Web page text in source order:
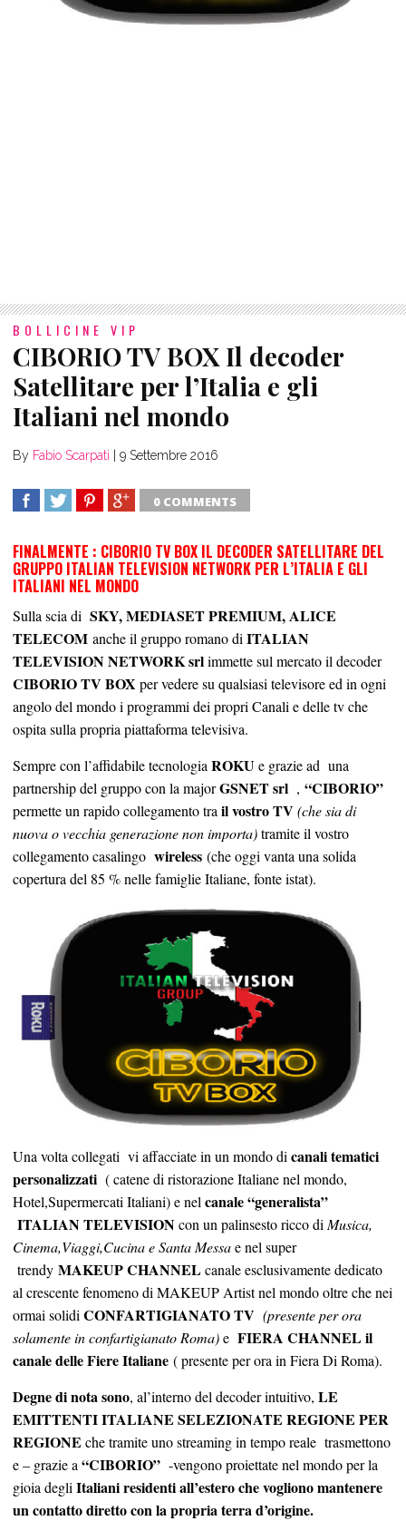
BOLLICINE VIP
CIBORIO TV BOX Il decoder
Satellitare per l’Italia e gli
Italiani nel mondo
By Fabio Scarpati 9 Settembre 2016
0 COMMENTS
FINALMENTE : CIBORIO TV BOX IL DECODER SATELLITARE DEL
GRUPPO ITALIAN TELEVISION NETWORK PER L’ITALIA E GLI
ITALIANI NEL MONDO
Sulla scia di SKY, MEDIASET PREMIUM, ALICE
TELECOM anche il gruppo romano diITALIAN
TELEVISION NETWORK srlimmette sul mercato il decoder
CIBORIO TV BOX per vedere su qualsiasi televisore ed in ogni
angolo del mondo i programmi dei propri Canali e delle tv che
ospita sulla propria piattaforma televisiva.
Sempre con l’affidabile tecnologiaROKUe grazie ad una
partnership del gruppo con la majorGSNET srl , “CIBORIO”
permette un rapido collegamento trail vostro TV(che sia di
nuova o vecchia generazione non importa)tramite il vostro
collegamento casalingo wireless (che oggi vanta una solida
copertura del 85 % nelle famiglie Italiane, fonte istat).
Una volta collegati vi affacciate in un mondo di canali tematici
personalizzati ( catene di ristorazione Italiane nel mondo,
Hotel,Supermercati Italiani) e nel canale “generalista”
ITALIAN TELEVISIONcon un palinsesto ricco di Musica,
Cinema,Viaggi,Cucina e Santa Messae nel super
trendy MAKEUP CHANNELcanale esclusivamente dedicato
al crescente fenomeno di MAKEUP Artist nel mondo oltre che nei
ormai solidi CONFARTIGIANATO TV (presente per ora
solamente in confartigianato Roma)e FIERA CHANNEL il
canale delle Fiere Italiane ( presente per ora in Fiera Di Roma).
Degne di nota sono, al’interno del decoder intuitivo, LE
EMITTENTI ITALIANE SELEZIONATE REGIONE PER
REGIONE che tramite uno streaming in tempo reale trasmettono
e – grazie a “CIBORIO” -vengono proiettate nel mondo per la
gioia degli Italiani residenti all’estero che vogliono mantenere
un contatto diretto con la propria terra d’origine.